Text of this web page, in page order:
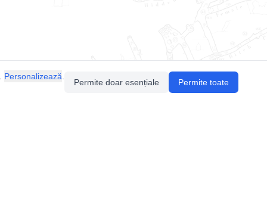
Personalizează
Permite doar esențiale Permite toate